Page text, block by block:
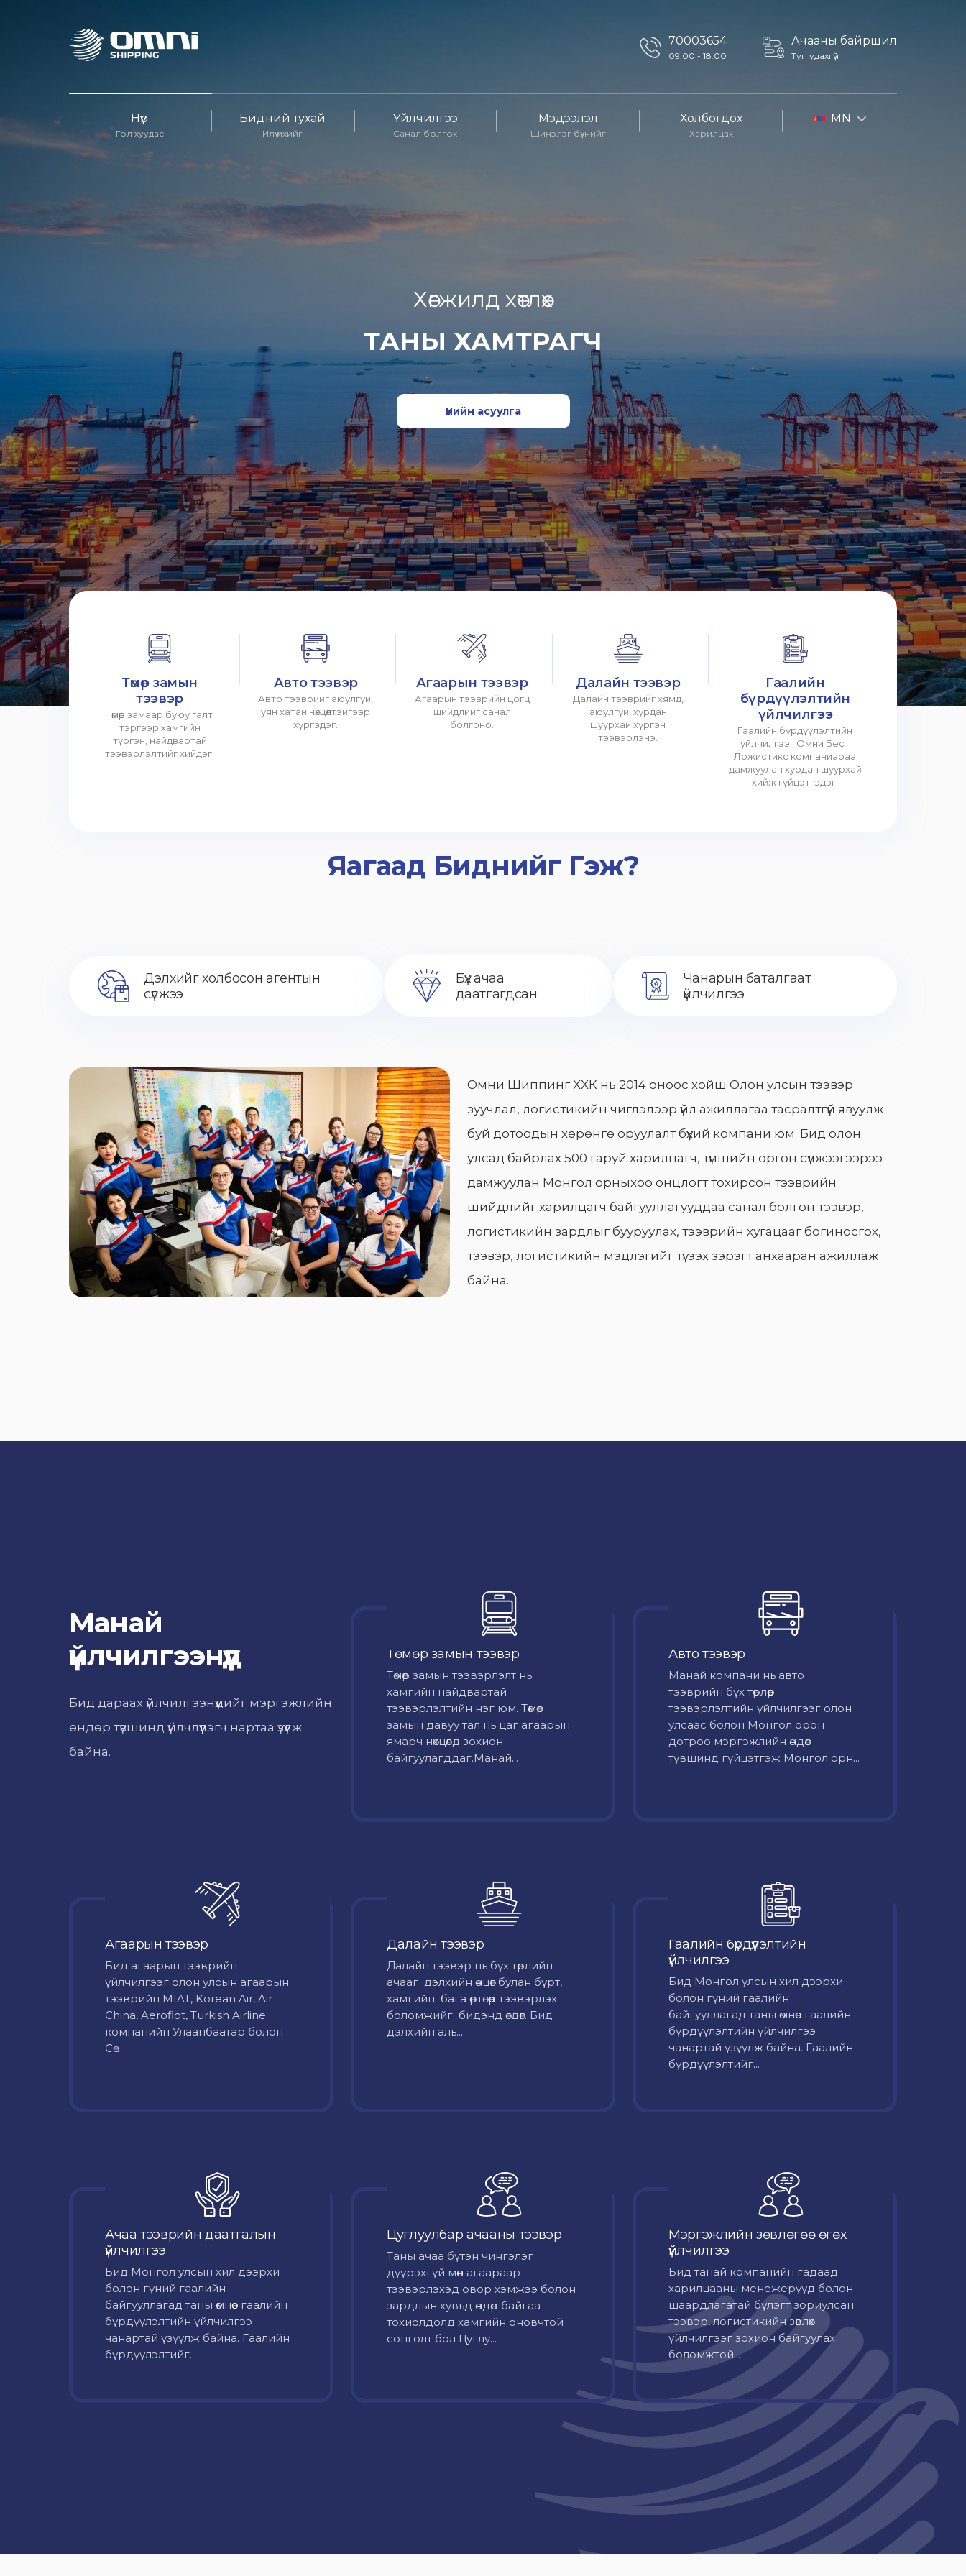
70003654
09:00 - 18:00
Ачааны байршил
Тун удахгүй
Нүүр
Гол хуудас
Бидний тухай
Илүү ихийг
Үйлчилгээ
Санал болгох
Мэдээлэл
Шинэлэг бүхнийг
Холбогдох
Харилцах
MN
Хөгжилд хөтлөх
ТАНЫ ХАМТРАГЧ
Үнийн асуулга
Төмөр замын
тээвэр
Төмөр замаар буюу галт
тэргээр хамгийн
түргэн, найдвартай
тээвэрлэлтийг хийдэг.
Авто тээвэр
Авто тээврийг аюулгүй,
уян хатан нөхцөлтэйгээр
хүргэдэг.
Агаарын тээвэр
Агаарын тээврийн цогц
шийдлийг санал
болгоно.
Далайн тээвэр
Далайн тээврийг хямд,
аюулгүй, хурдан
шуурхай хүргэн
тээвэрлэнэ.
Гаалийн
бүрдүүлэлтийн
үйлчилгээ
Гаалийн бүрдүүлэлтийн
үйлчилгээг Омни Бест
Ложистикс компаниараа
дамжуулан хурдан шуурхай
хийж гүйцэтгэдэг.
Яагаад Биднийг Гэж?
Дэлхийг холбосон агентын
сүлжээ
Бүх ачаа
даатгагдсан
Чанарын баталгаат
үйлчилгээ
Омни Шиппинг ХХК нь 2014 оноос хойш Олон улсын тээвэр
зуучлал, логистикийн чиглэлээр үйл ажиллагаа тасралтгүй явуулж
буй дотоодын хөрөнгө оруулалт бүхий компани юм. Бид олон
улсад байрлах 500 гаруй харилцагч, түншийн өргөн сүлжээгээрээ
дамжуулан Монгол орныхоо онцлогт тохирсон тээврийн
шийдлийг харилцагч байгууллагууддаа санал болгон тээвэр,
логистикийн зардлыг бууруулах, тээврийн хугацааг богиносгох,
тээвэр, логистикийн мэдлэгийг түгээх зэрэгт анхааран ажиллаж
байна.
Манай
үйлчилгээнүүд
Бид дараах үйлчилгээнүүдийг мэргэжлийн
өндөр түвшинд үйлчлүүлэгч нартаа үзүүлж
байна.
Төмөр замын тээвэр
Төмөр замын тээвэрлэлт нь
хамгийн найдвартай
тээвэрлэлтийн нэг юм. Төмөр
замын давуу тал нь цаг агаарын
ямарч нөхцөлд зохион
байгуулагддаг.Манай...
Авто тээвэр
Mанай компани нь авто
тээврийн бүх төрлөөр
тээвэрлэлтийн үйлчилгээг олон
улсаас болон Монгол орон
дотроо мэргэжлийн өндөр
түвшинд гүйцэтгэж Монгол орн...
Агаарын тээвэр
Бид агаарын тээврийн
үйлчилгээг олон улсын агаарын
тээврийн MIAT, Korean Air, Air
China, Aeroflot, Turkish Airline
компанийн Улаанбаатар болон
Сө...
Далайн тээвэр
Далайн тээвэр нь бүх төрлийн
ачааг дэлхийн өнцөг булан бүрт,
хамгийн бага өртөгөөр тээвэрлэх
боломжийг бидэнд өгдөг. Бид
дэлхийн аль...
Гаалийн бүрдүүлэлтийн
үйлчилгээ
Бид Монгол улсын хил дээрхи
болон гүний гаалийн
байгууллагад таны өмнөөс гаалийн
бүрдүүлэлтийн үйлчилгээ
чанартай үзүүлж байна. Гаалийн
бүрдүүлэлтийг...
Ачаа тээврийн даатгалын
үйлчилгээ
Бид Монгол улсын хил дээрхи
болон гүний гаалийн
байгууллагад таны өмнөөс гаалийн
бүрдүүлэлтийн үйлчилгээ
чанартай үзүүлж байна. Гаалийн
бүрдүүлэлтийг...
Цуглуулбар ачааны тээвэр
Таны ачаа бүтэн чингэлэг
дүүрэхгүй мөн агаараар
тээвэрлэхэд овор хэмжээ болон
зардлын хувьд өндөр байгаа
тохиолдолд хамгийн оновчтой
сонголт бол Цуглу...
Мэргэжлийн зөвлөгөө өгөх
үйлчилгээ
Бид танай компанийн гадаад
харилцааны менежерүүд болон
шаардлагатай бүлэгт зориулсан
тээвэр, логистикийн зөвлөх
үйлчилгээг зохион байгуулах
боломжтой...